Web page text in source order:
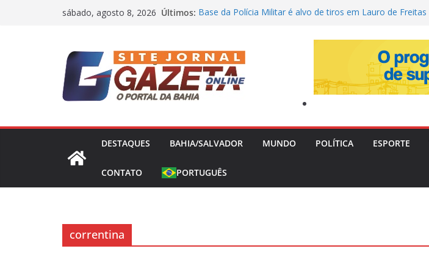
sábado, agosto 8, 2026 Últimos: Base da Polícia Militar é alvo de tiros em Lauro de Freitas
Livre no mercado após a Copa de 2026: volante Fabinho
define prioridades para o futuro da carreira
Mistério na Bahia: Três adolescentes desaparecem em
Eunápolis e polícia investiga possível conexão
Dono da Voepass admite à PF que ignorava “cultura de
DESTAQUES BAHIA/SALVADOR MUNDO POLÍTICA ESPORTE
CONTATO PORTUGUÊS
correntina